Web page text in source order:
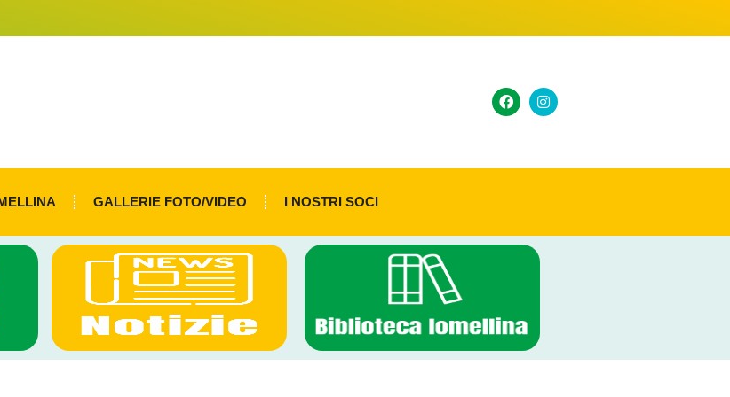
GALLERIE FOTO/VIDEO I NOSTRI SOCI